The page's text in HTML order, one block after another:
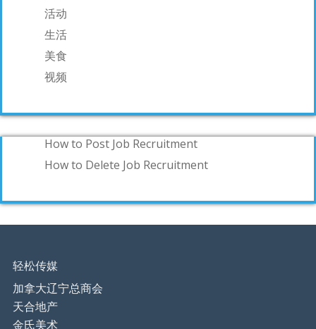
活动
生活
美食
视频
How to Post Job Recruitment
How to Delete Job Recruitment
轻松传媒
加拿大辽宁总商会
天合地产
金氏美术